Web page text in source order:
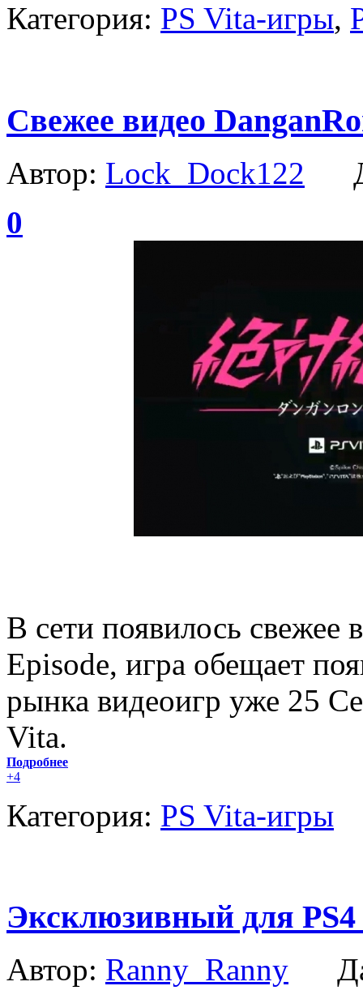
Категория: PS Vita-игры,
Свежее видео
Автор: Lock_Dock122
0
В сети появилось свежее
Episode, игра обещает
рынка видеоигр уже 25
Vita.
Подробнее
+4
Категория: PS Vita-игры
Эксклюзивный для PS4
Автор: Ranny_Ranny